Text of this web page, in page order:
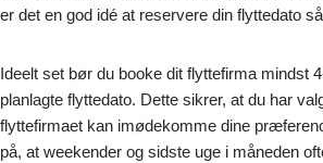
er det en god idé at reservere din flyttedato
Ideelt set bør du booke dit flyttefirma mindst
planlagte flyttedato. Dette sikrer, at du har
flyttefirmaet kan imødekomme dine
på, at weekender og sidste uge i måneden